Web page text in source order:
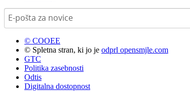
© COOEE
© Spletna stran, ki jo je odprl opensmjle.com
GTC
Politika zasebnosti
Odtis
Digitalna dostopnost